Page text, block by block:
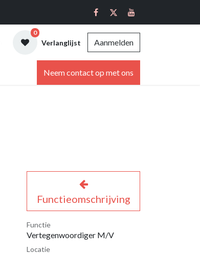
0
Verlanglijst Aanmelden
Neem contact op met ons
Functieomschrijving
Functie
Vertegenwoordiger M/V
Locatie